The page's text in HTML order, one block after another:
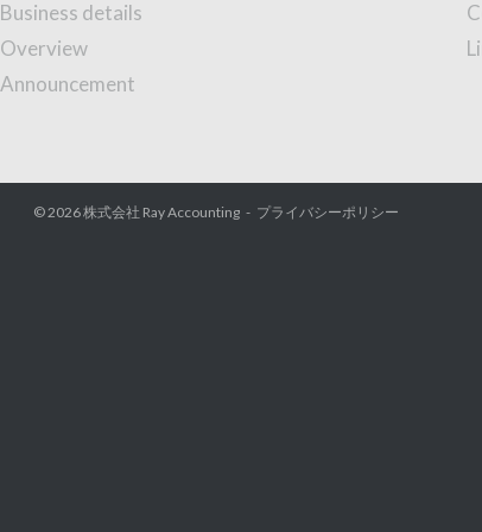
Business details
Overview
Announcement
© 2026株式会社 Ray Accounting プライバシーポリシー